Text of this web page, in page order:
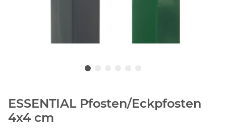
ESSENTIAL Pfosten/Eckpfosten
4x4 cm